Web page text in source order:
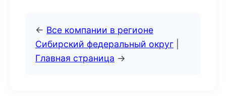
← Все компании в регионе
Сибирский федеральный округ
Главная страница →